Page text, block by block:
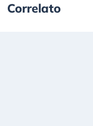
Correlato